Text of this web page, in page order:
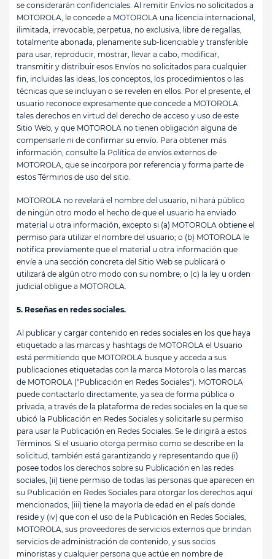
se considerarán confidenciales. Al remitir Envíos no solicitados a
MOTOROLA, le concede a MOTOROLA una licencia internacional,
ilimitada, irrevocable, perpetua, no exclusiva, libre de regalías,
totalmente abonada, plenamente sub-licenciable y transferible
para usar, reproducir, mostrar, llevar a cabo, modificar,
transmitir y distribuir esos Envíos no solicitados para cualquier
fin, incluidas las ideas, los conceptos, los procedimientos o las
técnicas que se incluyan o se revelen en ellos. Por el presente, el
usuario reconoce expresamente que concede a MOTOROLA
tales derechos en virtud del derecho de acceso y uso de este
Sitio Web, y que MOTOROLA no tienen obligación alguna de
compensarle ni de confirmar su envío. Para obtener más
información, consulte la Política de envíos externos de
MOTOROLA, que se incorpora por referencia y forma parte de
estos Términos de uso del sitio.
MOTOROLA no revelará el nombre del usuario, ni hará público
de ningún otro modo el hecho de que el usuario ha enviado
material u otra información, excepto si (a) MOTOROLA obtiene el
permiso para utilizar el nombre del usuario; o (b) MOTOROLA le
notifica previamente que el material u otra información que
envíe a una sección concreta del Sitio Web se publicará o
utilizará de algún otro modo con su nombre; o (c) la ley u orden
judicial obligue a MOTOROLA.
5. Reseñas en redes sociales.
Al publicar y cargar contenido en redes sociales en los que haya
etiquetado a las marcas y hashtags de MOTOROLA el Usuario
está permitiendo que MOTOROLA busque y acceda a sus
publicaciones etiquetadas con la marca Motorola o las marcas
de MOTOROLA ("Publicación en Redes Sociales"). MOTOROLA
puede contactarlo directamente, ya sea de forma pública o
privada, a través de la plataforma de redes sociales en la que se
ubicó la Publicación en Redes Sociales y solicitarle su permiso
para usar la Publicación en Redes Sociales. Se le dirigirá a estos
Términos. Si el usuario otorga permiso como se describe en la
solicitud, también está garantizando y representando que (i)
posee todos los derechos sobre su Publicación en las redes
sociales, (ii) tiene permiso de todas las personas que aparecen en
su Publicación en Redes Sociales para otorgar los derechos aquí
mencionados; (iii) tiene la mayoría de edad en el país donde
reside y (iv) que con el uso de la Publicación en Redes Sociales,
MOTOROLA, sus proveedores de servicios externos que brindan
servicios de administración de contenido, y sus socios
minoristas y cualquier persona que actúe en nombre de